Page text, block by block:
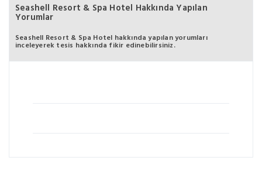
Seashell Resort & Spa Hotel Hakkında Yapılan
Yorumlar
Seashell Resort & Spa Hotel hakkında yapılan yorumları
inceleyerek tesis hakkında fikir edinebilirsiniz.